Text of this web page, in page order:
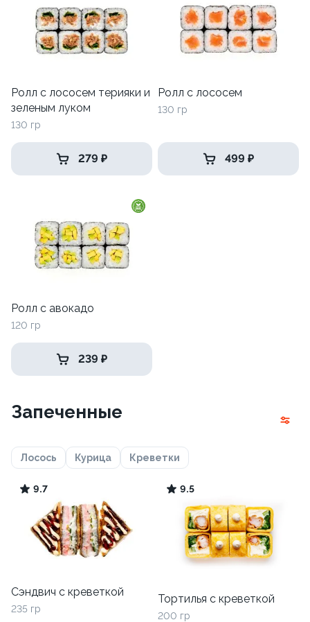
Ролл с лососем терияки и
зеленым луком
130 гр
279 ₽
Ролл с лососем
130 гр
499 ₽
Ролл с авокадо
120 гр
239 ₽
Запеченные
Лосось Курица Креветки
9.7
Сэндвич с креветкой
235 гр
9.5
Тортилья с креветкой
200 гр